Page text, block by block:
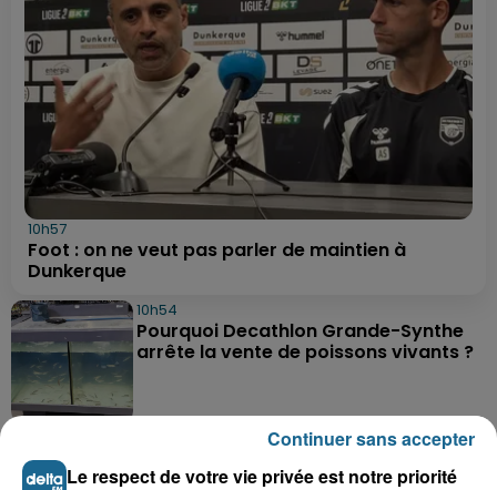
10h57
Foot : on ne veut pas parler de maintien à
Dunkerque
10h54
Pourquoi Decathlon Grande-Synthe
arrête la vente de poissons vivants ?
Un jeune homme grièvement blessé
après une violente sortie de route...
Le respect de votre vie privée est notre priorité
Continuer sans accepter